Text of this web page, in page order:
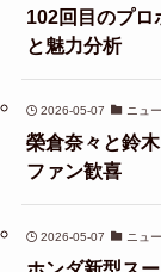
102回目のプロ
と魅力分析
2026-05-07 ニュ
榮倉奈々と鈴
ファン歓喜
2026-05-07 ニュ